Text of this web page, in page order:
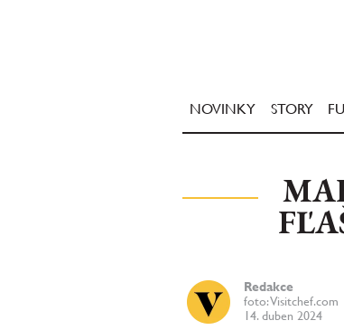
NOVINKY STORY
Redakce
foto: Visitchef.com
14. duben 2024